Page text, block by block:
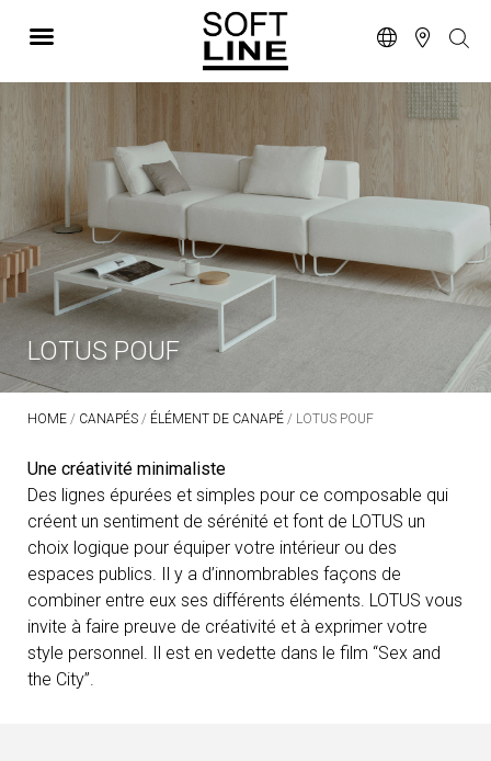
LOTUS POUF
HOME / CANAPÉS / ÉLÉMENT DE CANAPÉ / LOTUS POUF
Une créativité minimaliste
Des lignes épurées et simples pour ce composable qui
créent un sentiment de sérénité et font de LOTUS un
choix logique pour équiper votre intérieur ou des
espaces publics. Il y a d’innombrables façons de
combiner entre eux ses différents éléments. LOTUS vous
invite à faire preuve de créativité et à exprimer votre
style personnel. Il est en vedette dans le film “Sex and
the City”.